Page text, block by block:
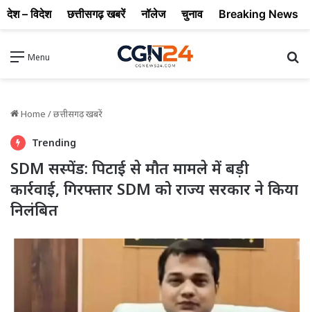
Menu
Home /छत्तीसगढ़ खबरें
Trending
SDM सस्पेंड: पिटाई से मौत मामले में बड़ी
कार्रवाई, गिरफ्तार SDM को राज्य सरकार ने किया
निलंबित
देश – विदेश छत्तीसगढ़ खबरें नॉलेज चुनाव Breaking News